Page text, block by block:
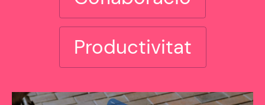
Productivitat